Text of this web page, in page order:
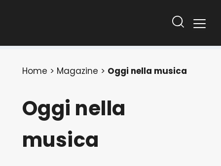
Home > Magazine > Oggi nella musica
Oggi nella
musica